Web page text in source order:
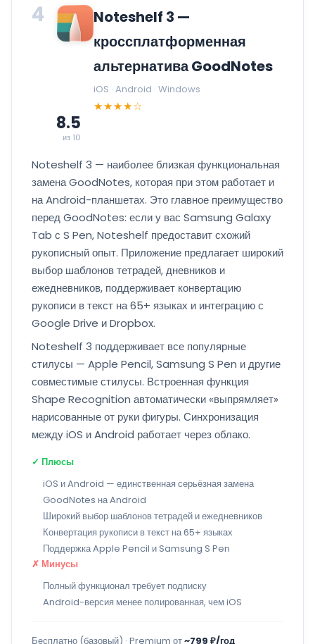
4
Noteshelf 3 —
кроссплатформенная
альтернатива GoodNotes
iOS · Android · Windows
★★★★☆
8.5
из 10
Noteshelf 3 — наиболее близкая функциональная
замена GoodNotes, которая при этом работает и
на Android-планшетах. Это главное преимущество
перед GoodNotes: если у вас Samsung Galaxy
Tab с S Pen, Noteshelf предоставит схожий
рукописный опыт. Приложение предлагает широкий
выбор шаблонов тетрадей, дневников и
ежедневников, поддерживает конвертацию
рукописи в текст на 65+ языках и интеграцию с
Google Drive и Dropbox.
Noteshelf 3 поддерживает все популярные
стилусы — Apple Pencil, Samsung S Pen и другие
совместимые стилусы. Встроенная функция
Shape Recognition автоматически «выпрямляет»
нарисованные от руки фигуры. Синхронизация
между iOS и Android работает через облако.
✓ Плюсы
iOS и Android — единственная серьёзная замена
GoodNotes на Android
Широкий выбор шаблонов тетрадей и ежедневников
Конвертация рукописи в текст на 65+ языках
Поддержка Apple Pencil и Samsung S Pen
✗ Минусы
Полный функционал требует подписку
Android-версия менее полированная, чем iOS
Бесплатно (базовый) · Premium от~799 ₽/год